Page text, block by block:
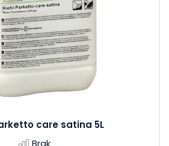
care satina 5L
Brak